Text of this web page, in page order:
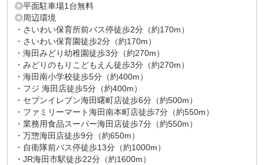
◎平面駐車場1台無料
◎周辺環境
・さいわい保育所前バス停徒歩2分（約170m）
・さいわい保育園徒歩2分（約170m）
・海田みどり幼稚園徒歩3分（約270m）
・みどりのもりこどもえん徒歩3分（約270m）
・海田南小学校徒歩5分（約400m）
・フジ 海田店徒歩5分（約400m）
・セブンイレブン海田曙町店徒歩6分（約500m）
・ファミリーマート海田南本町店徒歩7分（約550m）
・業務用食品スーパー海田店徒歩7分（約550m）
・万惣海田店徒歩9分（約650m）
・自衛隊前バス停徒歩13分（約1000m）
・JR海田市駅徒歩22分（約1600m）